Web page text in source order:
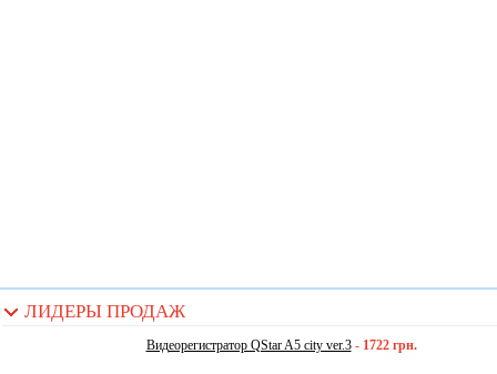
ЛИДЕРЫ ПРОДАЖ
Видеорегистратор QStar A5 city ver.3- 1722 грн.